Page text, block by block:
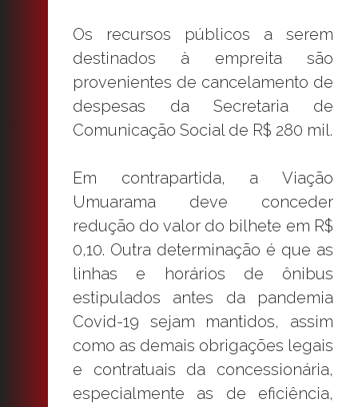
Os recursos públicos a serem
destinados à empreita são
provenientes de cancelamento de
despesas da Secretaria de
Comunicação Social de R$ 280 mil.
Em contrapartida, a Viação
Umuarama deve conceder
redução do valor do bilhete em R$
0,10. Outra determinação é que as
linhas e horários de ônibus
estipulados antes da pandemia
Covid-19 sejam mantidos, assim
como as demais obrigações legais
e contratuais da concessionária,
especialmente as de eficiência,